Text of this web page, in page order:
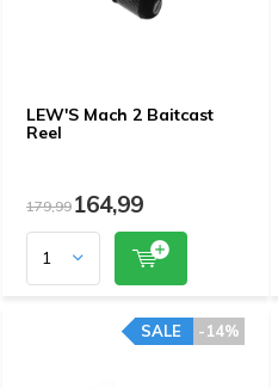
LEW'S Mach 2 Baitcast
Reel
179,99164,99
-14%
SALE